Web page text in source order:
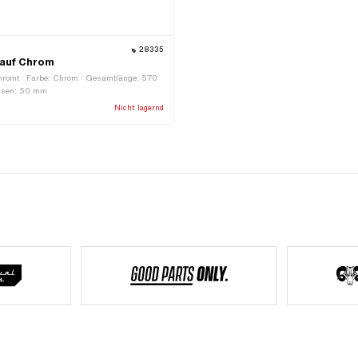
28335
Chrom
· Farbe: Chrom · Gesamtlänge: 570
50 mm
Nicht lagernd